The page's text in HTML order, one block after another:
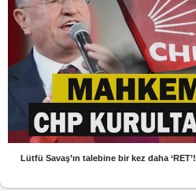
Lütfü Savaş’ın talebine bir kez daha ‘RET’!